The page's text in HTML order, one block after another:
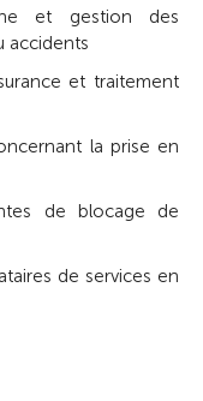
et gestion des
accidents
et traitement
la prise en
de blocage de
de services en